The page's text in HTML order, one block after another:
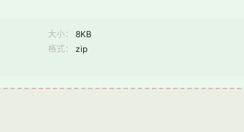
大小：
8KB
格式：
zip